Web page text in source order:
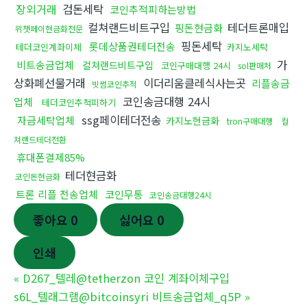
장외거래 검돈세탁 코인추적피하는방법
위챗페이현금화전문 컬쳐랜드비트구입 핑돈현금화 테더트론매입
테더코인계좌이체 롯데상품권테더전송 핑돈세탁 카지노세탁
비트송금업체 컬쳐랜드비트구입 코인구매대행 24시 sol판매처 가
상화폐선물거래
빗썸코인추적 이더리움클레식사는곳 리플송금
업체
테더코인추척피하기 코인송금대행 24시
자금세탁업체 ssg페이테더전송 카지노현금화 tron구매대행
컬
쳐랜드테더전환
휴대폰결제85%
코인돈현금화 테더현금화
트론 리플 전송업체 코인무통 코인송금대행24시
좋아요 0 싫어요 0
인쇄
« D267_텔레@tetherzon 코인 계좌이체구입
s6L_텔래그램@bitcoinsyri 비트송금업체_q5P »